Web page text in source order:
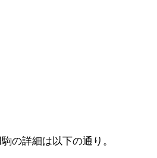
の詳細は以下の通り。